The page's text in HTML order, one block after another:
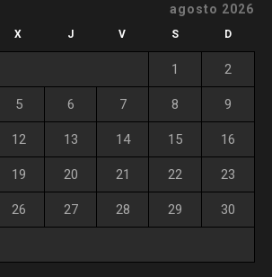
agosto 2026
X J V S D
1 2
5 6 7 8 9
12 13 14 15 16
19 20 21 22 23
26 27 28 29 30